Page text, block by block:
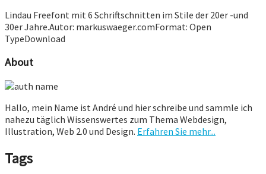
Lindau Freefont mit 6 Schriftschnitten im Stile der 20er -und
30er Jahre.Autor: markuswaeger.comFormat: Open
TypeDownload
About
Hallo, mein Name ist André und hier schreibe und sammle ich
nahezu täglich Wissenswertes zum Thema Webdesign,
Illustration, Web 2.0 und Design. Erfahren Sie mehr...
Tags